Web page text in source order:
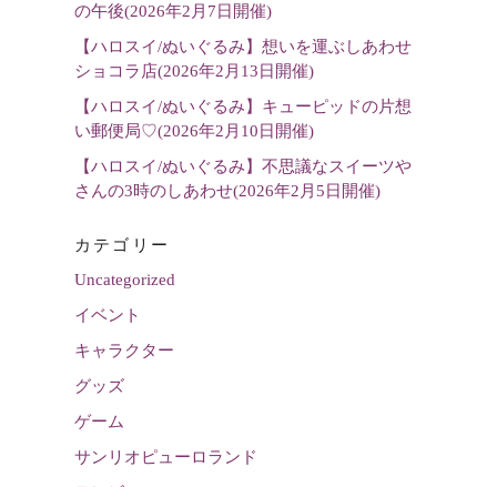
の午後(2026年2月7日開催)
【ハロスイ/ぬいぐるみ】想いを運ぶしあわせ
ショコラ店(2026年2月13日開催)
【ハロスイ/ぬいぐるみ】キューピッドの片想
い郵便局♡(2026年2月10日開催)
【ハロスイ/ぬいぐるみ】不思議なスイーツや
さんの3時のしあわせ(2026年2月5日開催)
カテゴリー
Uncategorized
イベント
キャラクター
グッズ
ゲーム
サンリオピューロランド